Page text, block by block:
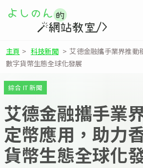
主頁 > 科技新聞 > 艾德金融攜手業界推動
數字貨幣生態全球化發展
綜合 IT 新聞
艾德金融攜手業
定幣應用，助力
貨幣生態全球化